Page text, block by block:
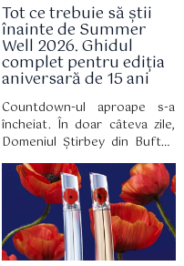
Tot ce trebuie să știi
înainte de Summer
Well 2026. Ghidul
complet pentru ediția
aniversară de 15 ani
Countdown-ul aproape s-a
încheiat. În doar câteva zile,
Domeniul Știrbey din Buftea
devine din nou locul în care
zeci de mii de oameni vin
pentru trei zile de muzică,
artă, nopți lungi și experiențe
care definesc vara. La 15 ani
de la prima ediție, Summer